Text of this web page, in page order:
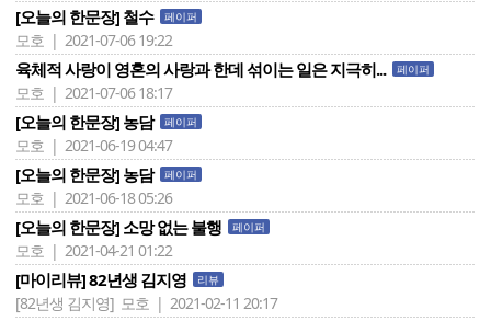
[오늘의 한문장] 철수 페이퍼
모호 | 2021-07-06 19:22
육체적 사랑이 영혼의 사랑과 한데 섞이는 일은 지극히... 페이퍼
모호 | 2021-07-06 18:17
[오늘의 한문장] 농담 페이퍼
모호 | 2021-06-19 04:47
[오늘의 한문장] 농담 페이퍼
모호 | 2021-06-18 05:26
[오늘의 한문장] 소망 없는 불행 페이퍼
모호 | 2021-04-21 01:22
[마이리뷰] 82년생 김지영 리뷰
[82년생 김지영] 모호 | 2021-02-11 20:17